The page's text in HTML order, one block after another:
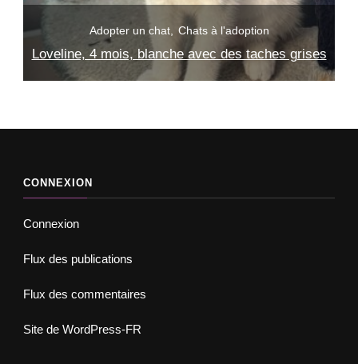
Adopter un chat Chats à l'adoption
Loveline, 4 mois, blanche avec des taches grises
CONNEXION
Connexion
Flux des publications
Flux des commentaires
Site de WordPress-FR